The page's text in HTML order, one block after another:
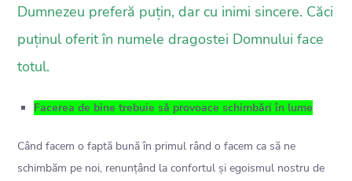
Dumnezeu preferă puțin, dar cu inimi sincere. Căci
puținul oferit în numele dragostei Domnului face
totul.
Facerea de bine trebuie să provoace schimbări în lume
Când facem o faptă bună în primul rând o facem ca să ne
schimbăm pe noi, renunțând la confortul și egoismul nostru de